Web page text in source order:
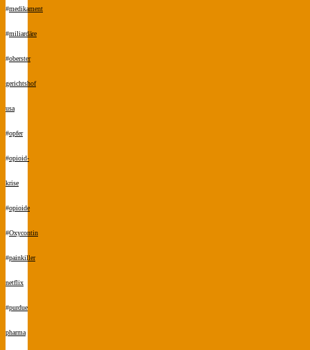
#medikament
#miliardäre
#oberster
gerichtshof
usa
#opfer
#opioid-
krise
#opioide
#Oxycontin
#painkiller
netflix
#purdue
pharma